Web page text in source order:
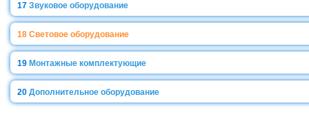
17 Звуковое оборудование
18 Световое оборудование
19 Монтажные комплектующие
20 Дополнительное оборудование